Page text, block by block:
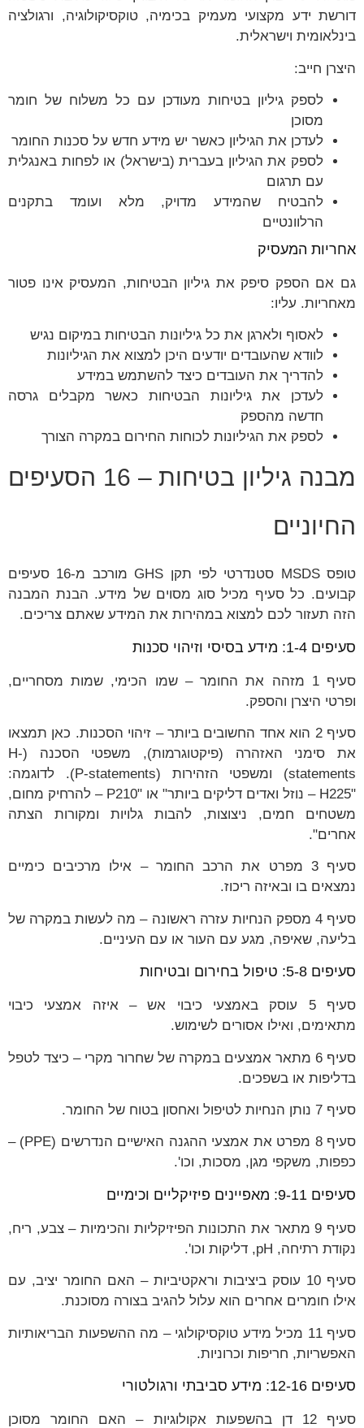
דורשת ידע מקצועי מעמיק בכימיה, טוקסיקולוגיה, ורגולציה
בינלאומית וישראלית.
היצרן חייב:
לספק גיליון בטיחות מעודכן עם כל משלוח של חומר
מסוכן
לעדכן את הגיליון כאשר יש מידע חדש על סכנות החומר
לספק את הגיליון בעברית (בישראל) או לפחות באנגלית
עם תרגום
להבטיח שהמידע מדויק, מלא ועומד בתקנים
הרלוונטיים
אחריות המעסיק
גם אם הספק סיפק את גיליון הבטיחות, המעסיק אינו פטור
מאחריות. עליו:
לאסוף ולארגן את כל גיליונות הבטיחות במיקום נגיש
לוודא שהעובדים יודעים היכן למצוא את הגיליונות
להדריך את העובדים כיצד להשתמש במידע
לעדכן את גיליונות הבטיחות כאשר מקבלים גרסה
חדשה מהספק
לספק את הגיליונות לכוחות החירום במקרה הצורך
מבנה גיליון בטיחות – 16 הסעיפים
החיוניים
טופס MSDS סטנדרטי לפי תקן GHS מורכב מ-16 סעיפים
קבועים. כל סעיף מכיל סוג מסוים של מידע. הבנת המבנה
הזה תעזור לכם למצוא במהירות את המידע שאתם צריכים.
סעיפים 1-4: מידע בסיסי וזיהוי סכנות
סעיף 1 מזהה את החומר – שמו הכימי, שמות מסחריים,
ופרטי היצרן והספק.
סעיף 2 הוא אחד החשובים ביותר – זיהוי הסכנות. כאן תמצאו
את סימני האזהרה (פיקטוגרמות), משפטי הסכנה (H-
statements) ומשפטי הזהירות (P-statements). לדוגמה:
"H225 – נוזל ואדים דליקים ביותר" או "P210 – להרחיק מחום,
משטחים חמים, ניצוצות, להבות גלויות ומקורות הצתה
אחרים".
סעיף 3 מפרט את הרכב החומר – אילו מרכיבים כימיים
נמצאים בו ובאיזה ריכוז.
סעיף 4 מספק הנחיות עזרה ראשונה – מה לעשות במקרה של
בליעה, שאיפה, מגע עם העור או עם העיניים.
סעיפים 5-8: טיפול בחירום ובטיחות
סעיף 5 עוסק באמצעי כיבוי אש – איזה אמצעי כיבוי
מתאימים, ואילו אסורים לשימוש.
סעיף 6 מתאר אמצעים במקרה של שחרור מקרי – כיצד לטפל
בדליפות או בשפכים.
סעיף 7 נותן הנחיות לטיפול ואחסון בטוח של החומר.
סעיף 8 מפרט את אמצעי ההגנה האישיים הנדרשים (PPE) –
כפפות, משקפי מגן, מסכות, וכו'.
סעיפים 9-11: מאפיינים פיזיקליים וכימיים
סעיף 9 מתאר את התכונות הפיזיקליות והכימיות – צבע, ריח,
נקודת רתיחה, pH, דליקות וכו'.
סעיף 10 עוסק ביציבות וראקטיביות – האם החומר יציב, עם
אילו חומרים אחרים הוא עלול להגיב בצורה מסוכנת.
סעיף 11 מכיל מידע טוקסיקולוגי – מה ההשפעות הבריאותיות
האפשריות, חריפות וכרוניות.
סעיפים 12-16: מידע סביבתי ורגולטורי
סעיף 12 דן בהשפעות אקולוגיות – האם החומר מסוכן